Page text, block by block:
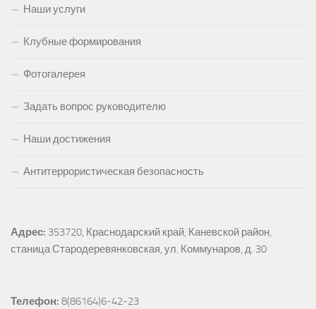
Наши услуги
Клубные формирования
Фотогалерея
Задать вопрос руководителю
Наши достижения
Антитеррористическая безопасность
Адрес: 353720, Краснодарский край, Каневской район,
станица Стародеревянковская, ул. Коммунаров, д. 30
Телефон: 8(86164)6-42-23